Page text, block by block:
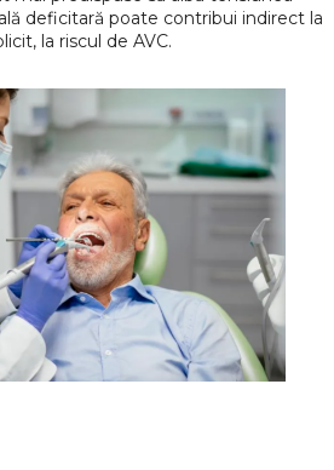
deficitară poate contribui indirect la
la riscul de AVC.